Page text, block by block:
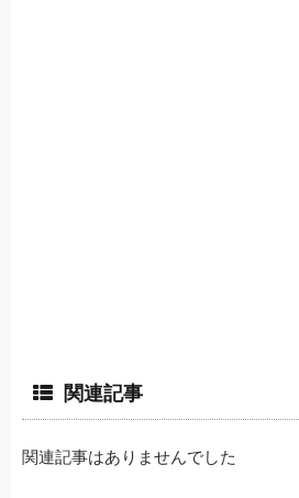
関連記事
関連記事はありませんでした